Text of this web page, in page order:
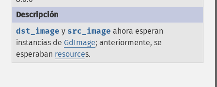
dst_image y src_image ahora esperan
instancias de GdImage; anteriormente, se
esperaban resources.